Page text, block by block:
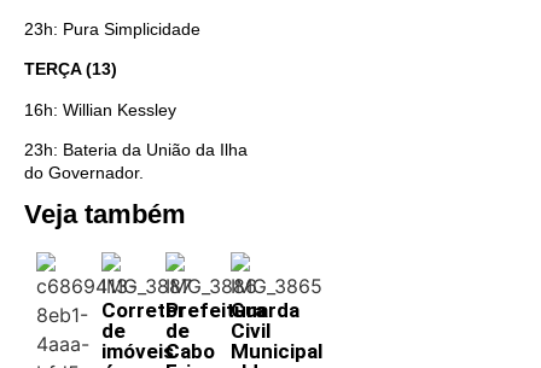
23h: Pura Simplicidade
TERÇA (13)
16h: Willian Kessley
23h: Bateria da União da Ilha
do Governador.
Veja também
Corretor
de
imóveis
Prefeitura
de
Cabo
Guarda
Civil
Municipal